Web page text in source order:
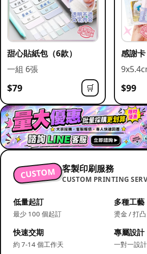
甜心貼紙包（6款）
一組 6張
$79 🛒
感謝卡
$99
CUSTOM 客製印刷服務
CUSTOM PRINTING
低量起訂
最少 100 個起訂
多種工藝
燙金 / 打
快速交期
約 7-14 個工作天
專屬設計
一對一設